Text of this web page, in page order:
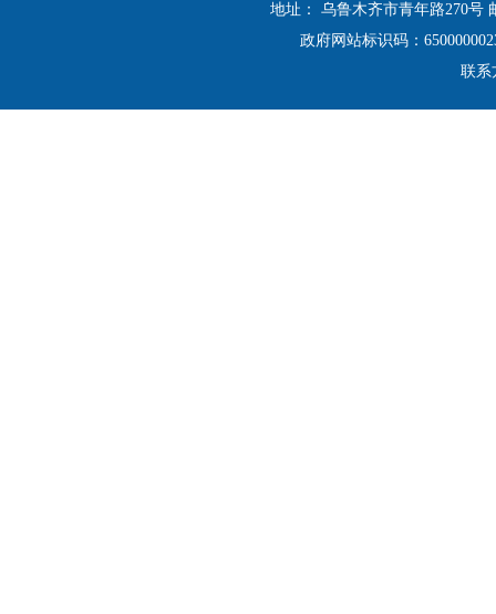
地址： 乌鲁木齐市青年路270号
政府网站标识码：
联系